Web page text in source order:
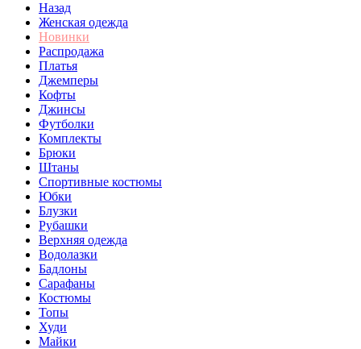
Назад
Женская одежда
Новинки
Распродажа
Платья
Джемперы
Кофты
Джинсы
Футболки
Комплекты
Брюки
Штаны
Спортивные костюмы
Юбки
Блузки
Рубашки
Верхняя одежда
Водолазки
Бадлоны
Сарафаны
Костюмы
Топы
Худи
Майки